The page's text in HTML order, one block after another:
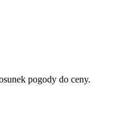
pogody do ceny.